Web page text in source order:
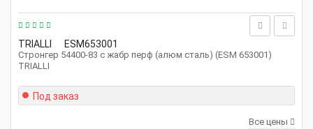
TRIALLI ESM653001
Стронгер 54400-83 с жабр перф (алюм сталь) (ESM 653001)
TRIALLI
Под заказ
Все цены